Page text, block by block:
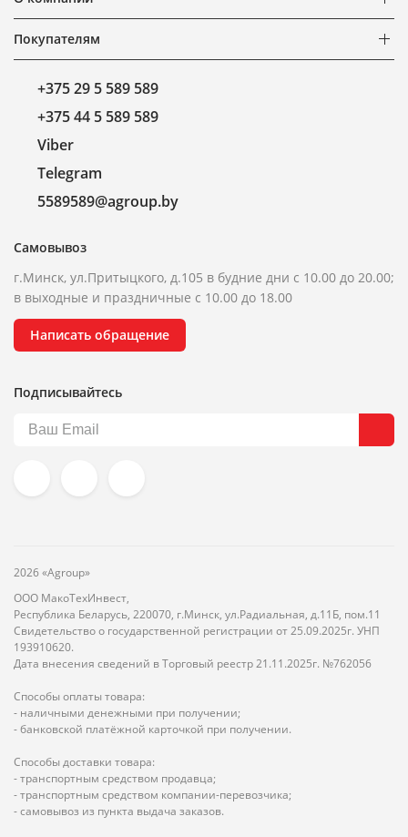
Покупателям
+375 29 5 589 589
+375 44 5 589 589
Viber
Telegram
5589589@agroup.by
Самовывоз
г.Минск, ул.Притыцкого, д.105 в будние дни с 10.00 до 20.00;
в выходные и праздничные с 10.00 до 18.00
Написать обращение
Подписывайтесь
2026 «Agroup»
ООО МакоТехИнвест,
Республика Беларусь, 220070, г.Минск, ул.Радиальная, д.11Б, пом.11
Свидетельство о государственной регистрации от 25.09.2025г. УНП
193910620.
Дата внесения сведений в Торговый реестр 21.11.2025г. №762056
Способы оплаты товара:
- наличными денежными при получении;
- банковской платёжной карточкой при получении.
Способы доставки товара:
- транспортным средством продавца;
- транспортным средством компании-перевозчика;
- самовывоз из пункта выдача заказов.